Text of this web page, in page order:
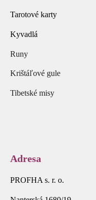
Tarotové karty
Kyvadlá
Runy
Krištáľové gule
Tibetské misy
Adresa
PROFHA s. r. o.